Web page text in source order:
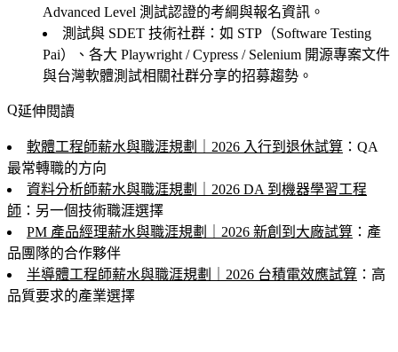
Advanced Level 測試認證的考綱與報名資訊。
測試與 SDET 技術社群 ：如 STP（Software Testing
Pai）、各大 Playwright / Cypress / Selenium 開源專案文件
與台灣軟體測試相關社群分享的招募趨勢。
延伸閱讀
軟體工程師薪水與職涯規劃｜2026 入行到退休試算 ：QA
最常轉職的方向
資料分析師薪水與職涯規劃｜2026 DA 到機器學習工程
師 ：另一個技術職涯選擇
PM 產品經理薪水與職涯規劃｜2026 新創到大廠試算 ：產
品團隊的合作夥伴
半導體工程師薪水與職涯規劃｜2026 台積電效應試算 ：高
品質要求的產業選擇